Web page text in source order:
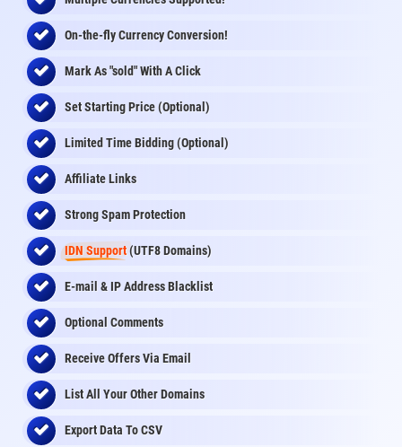
On-the-flyCurrency Conversion!
Mark As "sold" With A Click
Set Starting Price (Optional)
Limited Time Bidding (Optional)
Affiliate Links
Strong Spam Protection
IDN Support(UTF8 Domains)
E-mail & IP Address Blacklist
Optional Comments
Receive Offers Via Email
List All Your Other Domains
Export Data To CSV